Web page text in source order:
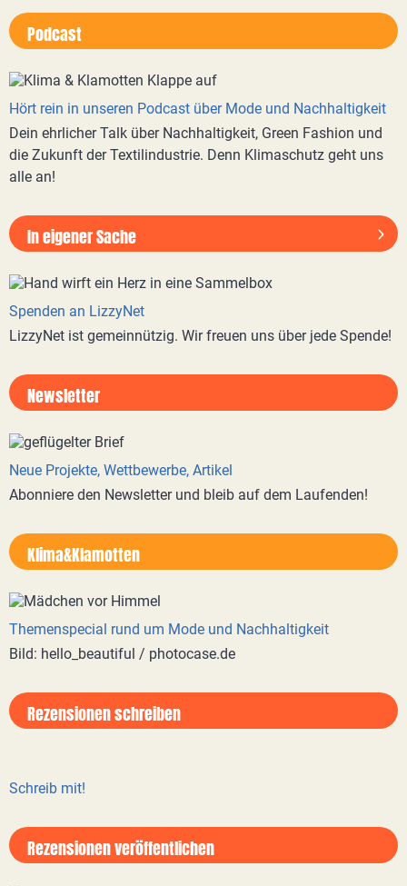
Podcast
Hört rein in unseren Podcast über Mode und Nachhaltigkeit
Dein ehrlicher Talk über Nachhaltigkeit, Green Fashion und
die Zukunft der Textilindustrie. Denn Klimaschutz geht uns
alle an!
In eigener Sache
Spenden an LizzyNet
LizzyNet ist gemeinnützig. Wir freuen uns über jede Spende!
Newsletter
Neue Projekte, Wettbewerbe, Artikel
Abonniere den Newsletter und bleib auf dem Laufenden!
Klima&Klamotten
Themenspecial rund um Mode und Nachhaltigkeit
Bild: hello_beautiful / photocase.de
Rezensionen schreiben
Schreib mit!
Rezensionen veröffentlichen